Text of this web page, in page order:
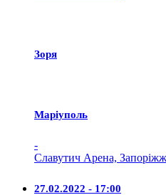
Зоря
Маріуполь
-
Славутич Арена,
27.02.2022 - 17:00